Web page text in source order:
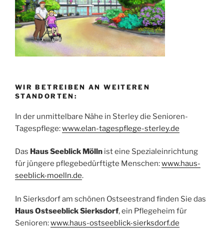
WIR BETREIBEN AN WEITEREN
STANDORTEN:
In der unmittelbare Nähe in Sterley die Senioren-
Tagespflege:www.elan-tagespflege-sterley.de
Das Haus Seeblick Mölln ist eine Spezialeinrichtung
für jüngere pflegebedürftigte Menschen:www.haus-
seeblick-moelln.de.
In Sierksdorf am schönen Ostseestrand finden Sie das
Haus Ostseeblick Sierksdorf, ein Pflegeheim für
Senioren:www.haus-ostseeblick-sierksdorf.de